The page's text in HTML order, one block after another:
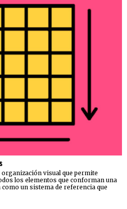
visual que permite
los elementos que conforman una
un sistema de referencia que